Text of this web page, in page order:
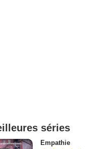
séries
Empathie